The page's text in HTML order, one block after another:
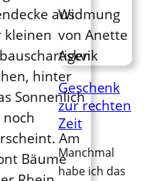
Geschenk
zur rechten
Zeit
Manchmal
habe ich das